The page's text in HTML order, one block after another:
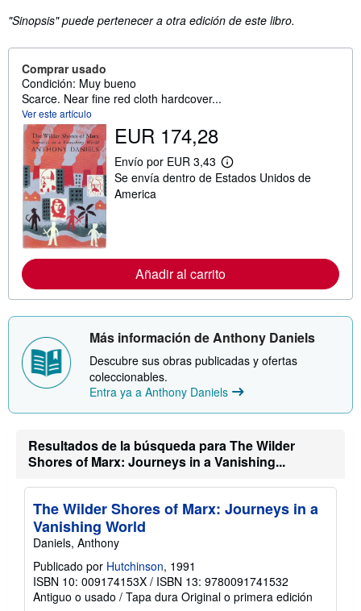
"Sinopsis" puede pertenecer a otra edición de este libro.
Comprar usado
Condición: Muy bueno
Scarce. Near fine red cloth hardcover...
Ver este artículo
EUR 174,28
Envío por EUR 3,43
M
á
c
i
s
b
l
a
r
i
s
d
í
o
Se envía dentro de Estados Unidos de
America
Añadir al carrito
Más información de Anthony Daniels
Descubre sus obras publicadas y ofertas
coleccionables.
Entra ya a Anthony Daniels
Resultados de la búsqueda para The Wilder
Shores of Marx: Journeys in a Vanishing...
The Wilder Shores of Marx: Journeys in a
Vanishing World
Daniels, Anthony
Publicado por Hutchinson, 1991
ISBN 10: 009174153X / ISBN 13: 9780091741532
Antiguo o usado / Tapa dura Original o primera edición